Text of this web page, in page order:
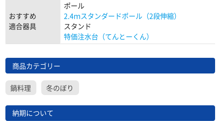
おすすめ
適合器具
ポール
2.4ｍスタンダードポール（2段伸縮）
スタンド
特価注水台（てんとーくん）
商品カテゴリー
鍋料理 冬のぼり
納期について